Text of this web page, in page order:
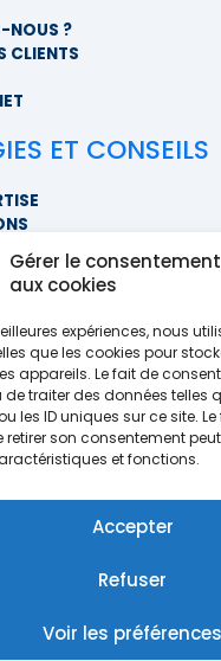
Gérer le consentement
aux cookies
expériences, nous
que les cookies pour
appareils. Le fait de
traiter des données telles
les ID uniques sur ce site.
retirer son consentement
et fonctions.
Accepter
Refuser
Voir les préférences
NOUS ?
CLIENTS
ET CONSEILS
DES HUNAUDIÈRES
AFFICHER LE NUMÉRO <<
courtage.fr
de contact